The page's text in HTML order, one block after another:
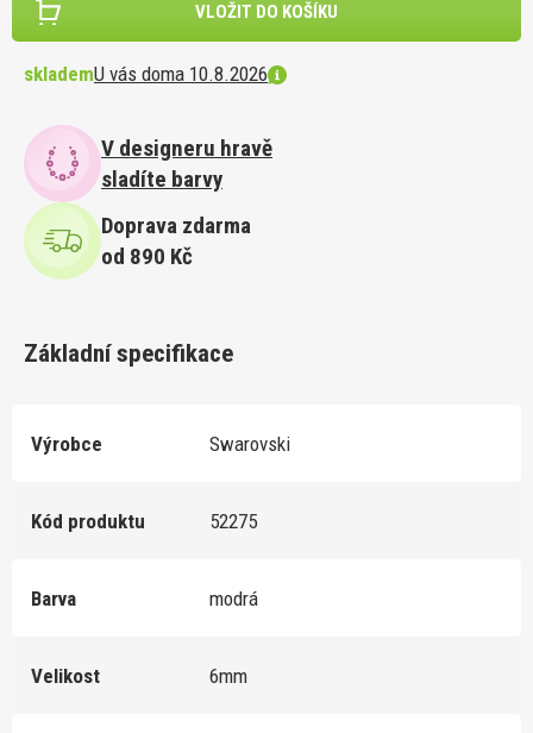
VLOŽIT DO KOŠÍKU
sklademU vás doma 10.8.2026
V designeru hravě
sladíte barvy
Doprava zdarma
od 890 Kč
Základní specifikace
Výrobce Swarovski
Kód produktu 52275
Barva modrá
Velikost 6mm